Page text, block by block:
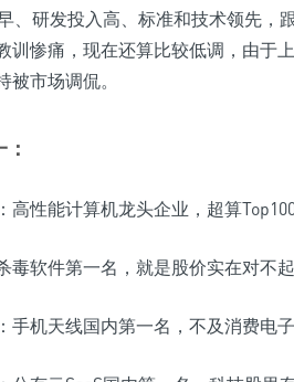
、研发投入高、标准和技术领先，
训惨痛，现在还算比较低调，由于
被市场调侃。
高性能计算机龙头企业，超算
毒软件第一名，就是股价实在对不起
手机天线国内第一名，不及消费电子